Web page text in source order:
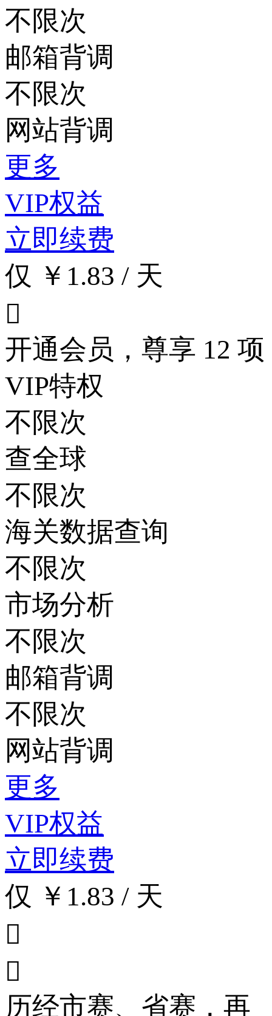
不限次
邮箱背调
不限次
网站背调
更多
VIP权益
立即续费
仅 ￥1.83 / 天

开通会员，尊享 12 项
VIP特权
不限次
查全球
不限次
海关数据查询
不限次
市场分析
不限次
邮箱背调
不限次
网站背调
更多
VIP权益
立即续费
仅 ￥1.83 / 天


历经市赛、省赛，再